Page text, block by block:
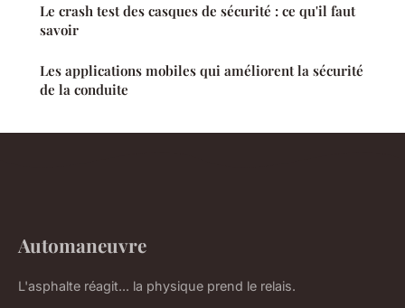
Le crash test des casques de sécurité : ce qu'il faut
savoir
Les applications mobiles qui améliorent la sécurité
de la conduite
Automaneuvre
L'asphalte réagit... la physique prend le relais.